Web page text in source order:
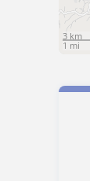
3 km
1 mi